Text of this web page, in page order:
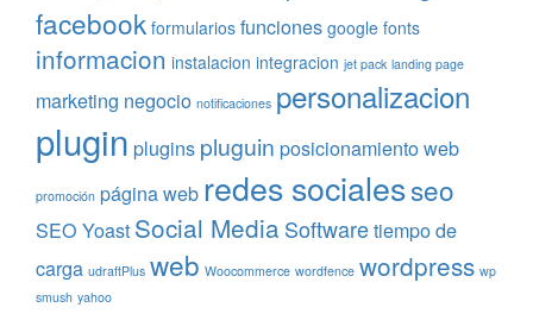
facebook formularios funciones google fonts
informacion instalacion integracion jet pack landing page
marketing negocio notificaciones personalizacion
plugin plugins pluguin posicionamiento web
promoción página web redes socialesseo
SEO Yoast Social Media Softwaretiempo de
carga udraftPlus web Woocommerce wordfence wordpress wp
smush yahoo